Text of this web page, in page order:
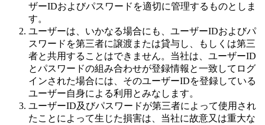
ザーIDおよびパスワードを適切に管理するものとしま
す。
ユーザーは、いかなる場合にも、ユーザーIDおよびパ
スワードを第三者に譲渡または貸与し、もしくは第三
者と共用することはできません。当社は、ユーザーID
とパスワードの組み合わせが登録情報と一致してログ
インされた場合には、そのユーザーIDを登録している
ユーザー自身による利用とみなします。
ユーザーID及びパスワードが第三者によって使用され
たことによって生じた損害は、当社に故意又は重大な